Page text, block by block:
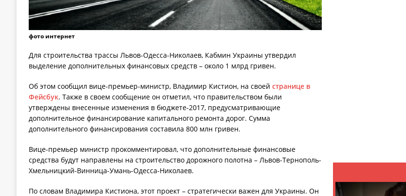
фото интернет
Для строительства трассы Львов-Одесса-Николаев, Кабмин Украины утвердил
выделение дополнительных финансовых средств – около 1 млрд гривен.
Об этом сообщил вице-премьер-министр, Владимир Кистион, на своей странице в
Фейсбук. Также в своем сообщение он отметил, что правительством были
утверждены внесенные изменения в бюджете-2017, предусматривающие
дополнительное финансирование капитального ремонта дорог. Сумма
дополнительного финансирования составила 800 млн гривен.
Вице-премьер министр прокомментировал, что дополнительные финансовые
средства будут направлены на строительство дорожного полотна – Львов-Тернополь-
Хмельницкий-Винница-Умань-Одесса-Николаев.
По словам Владимира Кистиона, этот проект – стратегически важен для Украины. Он